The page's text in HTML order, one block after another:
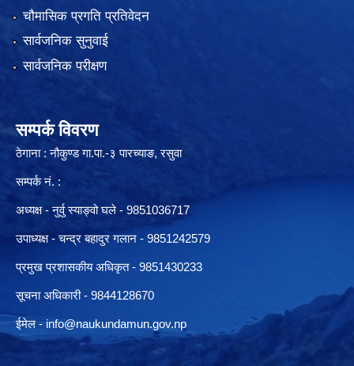
चौमासिक प्रगति प्रतिवेदन
सार्वजनिक सुनुवाई
सार्वजनिक परीक्षण
सम्पर्क विवरण
ठेगाना : नौकुण्ड गा.पा.-३ पारच्याङ, रसुवा
सम्पर्क नं. :
अध्यक्ष - नुर्वु स्याङ्वो घले - 9851036717
उपाध्यक्ष - चन्द्र बहादुर गलान - 9851242579
प्रमुख प्रशासकीय अधिकृत - 9851430233
सूचना अधिकारी - 9844128670
ईमेल - info@naukundamun.gov.np